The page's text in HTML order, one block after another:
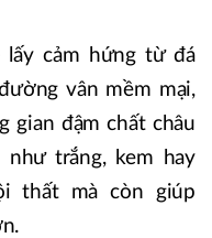
lấy cảm hứng từ đá
vân mềm mại,
gian đậm chất châu
như trắng, kem hay
thất mà còn giúp